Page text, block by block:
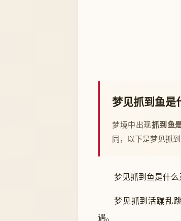
梦见抓到鱼是
梦境中出现抓到鱼
同，以下是梦见抓
梦见抓到鱼是什么
梦见抓到活蹦乱
遇。